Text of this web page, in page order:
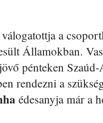
a
Államokban.
pénteken
rendezni a
édesanyja már a